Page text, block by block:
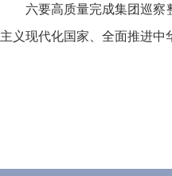
六要高质量完成集团巡
主义现代化国家、全面推进中